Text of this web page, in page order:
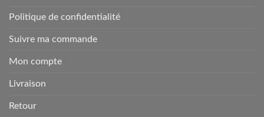
Politique de confidentialité
Suivre ma commande
Mon compte
Livraison
Retour